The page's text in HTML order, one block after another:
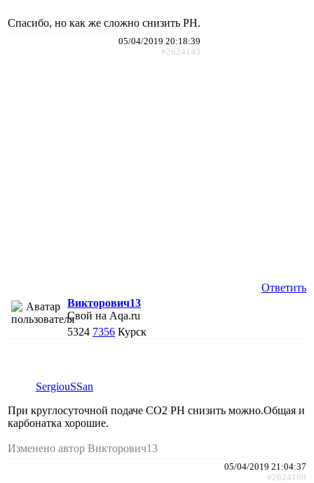
Спасибо, но как же сложно снизить РН.
05/04/2019 20:18:39
#2624143
Ответить
Викторович13
Свой на Aqa.ru
5324 7356 Курск
SergiouSSan
При круглосуточной подаче СО2 РН снизить можно.Общая и
карбонатка хорошие.
Изменено автор Викторович13
05/04/2019 21:04:37
#2624169